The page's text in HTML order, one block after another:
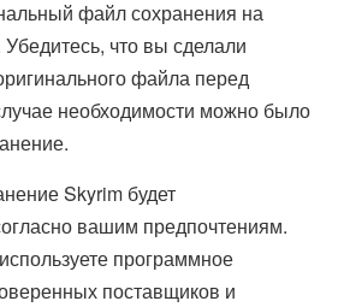
файл сохранения на
что вы сделали
файла перед
необходимости можно было
Skyrim будет
вашим предпочтениям.
программное
поставщиков и